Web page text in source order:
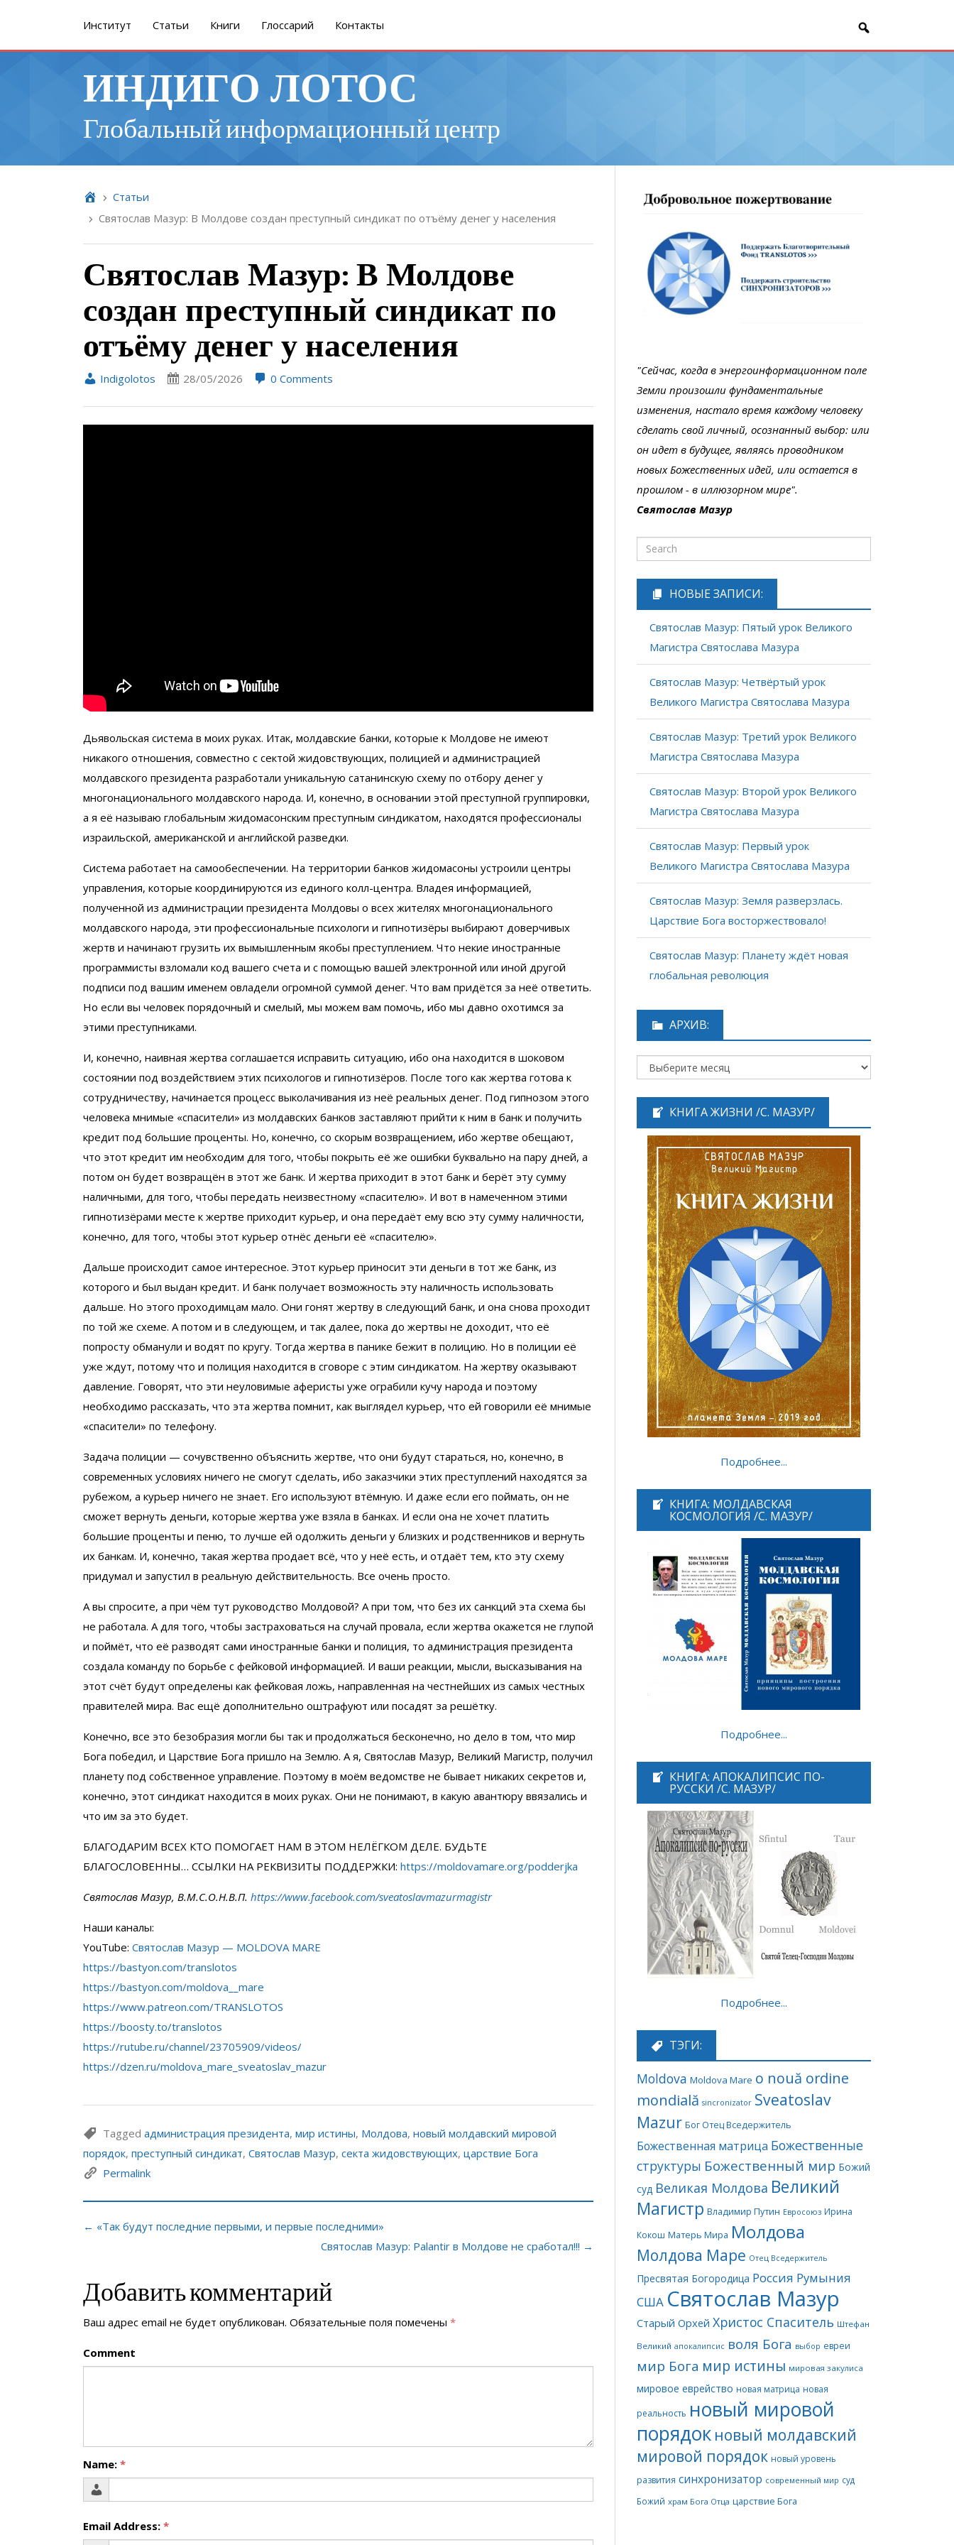
Институт Cтатьи Книги Глоссарий Контакты
ИНДИГО ЛОТОС
Глобальный информационный центр
Cтатьи
Святослав Мазур: В Молдове создан преступный синдикат по отъёму денег у населения
Святослав Мазур: В Молдове
создан преступный синдикат по
отъёму денег у населения
Indigolotos 28/05/2026 0 Comments
Дьявольская система в моих руках. Итак, молдавские банки, которые к Молдове не имеют
никакого отношения, совместно с сектой жидовствующих, полицией и администрацией
молдавского президента разработали уникальную сатанинскую схему по отбору денег у
многонационального молдавского народа. И, конечно, в основании этой преступной группировки,
а я её называю глобальным жидомасонским преступным синдикатом, находятся профессионалы
израильской, американской и английской разведки.
Система работает на самообеспечении. На территории банков жидомасоны устроили центры
управления, которые координируются из единого колл-центра. Владея информацией,
полученной из администрации президента Молдовы о всех жителях многонационального
молдавского народа, эти профессиональные психологи и гипнотизёры выбирают доверчивых
жертв и начинают грузить их вымышленным якобы преступлением. Что некие иностранные
программисты взломали код вашего счета и с помощью вашей электронной или иной другой
подписи под вашим именем овладели огромной суммой денег. Что вам придётся за неё ответить.
Но если вы человек порядочный и смелый, мы можем вам помочь, ибо мы давно охотимся за
этими преступниками.
И, конечно, наивная жертва соглашается исправить ситуацию, ибо она находится в шоковом
состоянии под воздействием этих психологов и гипнотизёров. После того как жертва готова к
сотрудничеству, начинается процесс выколачивания из неё реальных денег. Под гипнозом этого
человека мнимые «спасители» из молдавских банков заставляют прийти к ним в банк и получить
кредит под большие проценты. Но, конечно, со скорым возвращением, ибо жертве обещают,
что этот кредит им необходим для того, чтобы покрыть её же ошибки буквально на пару дней, а
потом он будет возвращён в этот же банк. И жертва приходит в этот банк и берёт эту сумму
наличными, для того, чтобы передать неизвестному «спасителю». И вот в намеченном этими
гипнотизёрами месте к жертве приходит курьер, и она передаёт ему всю эту сумму наличности,
конечно, для того, чтобы этот курьер отнёс деньги её «спасителю».
Дальше происходит самое интересное. Этот курьер приносит эти деньги в тот же банк, из
которого и был выдан кредит. И банк получает возможность эту наличность использовать
дальше. Но этого проходимцам мало. Они гонят жертву в следующий банк, и она снова проходит
по той же схеме. А потом и в следующем, и так далее, пока до жертвы не доходит, что её
попросту обманули и водят по кругу. Тогда жертва в панике бежит в полицию. Но в полиции её
уже ждут, потому что и полиция находится в сговоре с этим синдикатом. На жертву оказывают
давление. Говорят, что эти неуловимые аферисты уже ограбили кучу народа и поэтому
необходимо рассказать, что эта жертва помнит, как выглядел курьер, что ей говорили её мнимые
«спасители» по телефону.
Задача полиции — сочувственно объяснить жертве, что они будут стараться, но, конечно, в
современных условиях ничего не смогут сделать, ибо заказчики этих преступлений находятся за
рубежом, а курьер ничего не знает. Его используют втёмную. И даже если его поймать, он не
сможет вернуть деньги, которые жертва уже взяла в банках. И если она не хочет платить
большие проценты и пеню, то лучше ей одолжить деньги у близких и родственников и вернуть
их банкам. И, конечно, такая жертва продает всё, что у неё есть, и отдаёт тем, кто эту схему
придумал и запустил в реальную действительность. Все очень просто.
А вы спросите, а при чём тут руководство Молдовой? А при том, что без их санкций эта схема бы
не работала. А для того, чтобы застраховаться на случай провала, если жертва окажется не глупой
и поймёт, что её разводят сами иностранные банки и полиция, то администрация президента
создала команду по борьбе с фейковой информацией. И ваши реакции, мысли, высказывания на
этот счёт будут определены как фейковая ложь, направленная на честнейших из самых честных
правителей мира. Вас ещё дополнительно оштрафуют или посадят за решётку.
Конечно, все это безобразия могли бы так и продолжаться бесконечно, но дело в том, что мир
Бога победил, и Царствие Бога пришло на Землю. А я, Святослав Мазур, Великий Магистр, получил
планету под собственное управление. Поэтому в моём ведомстве не бывает никаких секретов и,
конечно, этот синдикат находится в моих руках. Они не понимают, в какую авантюру ввязались и
что им за это будет.
БЛАГОДАРИМ ВСЕХ КТО ПОМОГАЕТ НАМ В ЭТОМ НЕЛЁГКОМ ДЕЛЕ. БУДЬТЕ
БЛАГОСЛОВЕННЫ… ССЫЛКИ НА РЕКВИЗИТЫ ПОДДЕРЖКИ: https://moldovamare.org/podderjka
Святослав Мазур, В.М.С.О.Н.В.П. https://www.facebook.com/sveatoslavmazurmagistr
Наши каналы:
YouTube: Святослав Мазур — MOLDOVA MARE
https://bastyon.com/translotos
https://bastyon.com/moldova__mare
https://www.patreon.com/TRANSLOTOS
https://boosty.to/translotos
https://rutube.ru/channel/23705909/videos/
https://dzen.ru/moldova_mare_sveatoslav_mazur
Tagged администрация президента, мир истины, Молдова, новый молдавский мировой
порядок, преступный синдикат, Святослав Мазур, секта жидовствующих, царствие Бога
Permalink
← «Так будут последние первыми, и первые последними»
Святослав Мазур: Palantir в Молдове не сработал!!! →
Добавить комментарий
Ваш адрес email не будет опубликован. Обязательные поля помечены *
Comment
Name: *
Email Address: *
"Сейчас, когда в энергоинформационном поле
Земли произошли фундаментальные
изменения, настало время каждому человеку
сделать свой личный, осознанный выбор: или
он идет в будущее, являясь проводником
новых Божественных идей, или остается в
прошлом - в иллюзорном мире".
Святослав Мазур
НОВЫЕ ЗАПИСИ:
Святослав Мазур: Пятый урок Великого
Магистра Святослава Мазура
Святослав Мазур: Четвёртый урок
Великого Магистра Святослава Мазура
Святослав Мазур: Третий урок Великого
Магистра Святослава Мазура
Святослав Мазур: Второй урок Великого
Магистра Святослава Мазура
Святослав Мазур: Первый урок
Великого Магистра Святослава Мазура
Святослав Мазур: Земля разверзлась.
Царствие Бога восторжествовало!
Святослав Мазур: Планету ждёт новая
глобальная революция
АРХИВ:
КНИГА ЖИЗНИ /С. МАЗУР/
Подробнее...
КНИГА: МОЛДАВСКАЯ
КОСМОЛОГИЯ /С. МАЗУР/
Подробнее...
КНИГА: АПОКАЛИПСИС ПО-
РУССКИ /С. МАЗУР/
Подробнее...
ТЭГИ:
Moldova Moldova Mare o nouă ordine
mondială sincronizator Sveatoslav
Mazur Бог Отец Вседержитель
Божественная матрица Божественные
структуры Божественный мир Божий
суд Великая Молдова Великий
Магистр Владимир Путин Евросоюз Ирина
Кокош Матерь Мира Молдова
Молдова Маре Отец Вседержитель
Пресвятая Богородица Россия Румыния
США Святослав Мазур
Старый Орхей Христос Спаситель Штефан
Великий апокалипсис воля Бога выбор евреи
мир Бога мир истины мировая закулиса
мировое еврейство новая матрица новая
реальность новый мировой
порядок новый молдавский
мировой порядок новый уровень
развития синхронизатор современный мир суд
Божий храм Бога Отца царствие Бога